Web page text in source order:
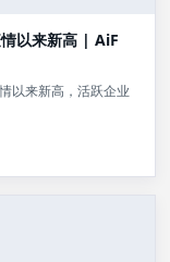
以来新高 | AiF
以来新高，活跃企业